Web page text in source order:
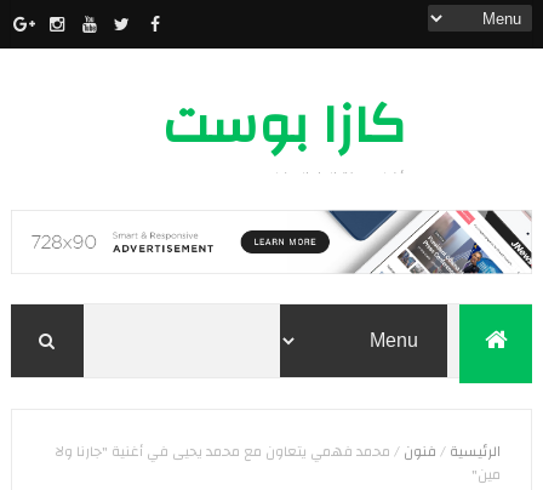
كازا بوست
أخبار مدينة الدار البيضاء
الرئيسية/فنون/محمد فهمي يتعاون مع محمد يحيى في أغنية "جارنا ولا
مين"